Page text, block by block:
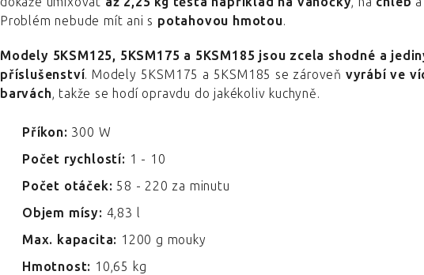
Problém nebude mít ani s potahovou hmotou.
Modely 5KSM125, 5KSM175 a 5KSM185 jsou zcela shodné a
příslušenství. Modely 5KSM175 a 5KSM185 se zároveň vyrábí ve
barvách, takže se hodí opravdu do jakékoliv kuchyně.
Příkon: 300 W
Počet rychlostí: 1 - 10
Počet otáček: 58 - 220 za minutu
Objem mísy: 4,83 l
Max. kapacita: 1200 g mouky
Hmotnost: 10,65 kg